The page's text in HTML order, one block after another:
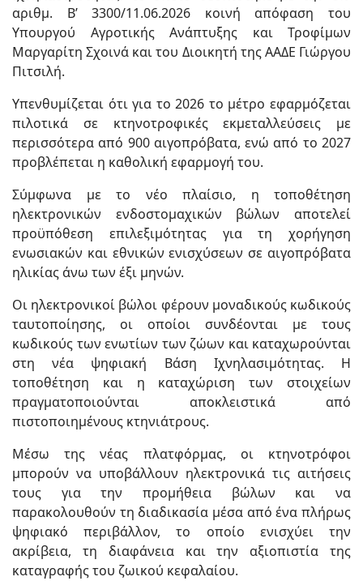
αριθμ. Β’ 3300/11.06.2026 κοινή απόφαση του
Υπουργού Αγροτικής Ανάπτυξης και Τροφίμων
Μαργαρίτη Σχοινά και του Διοικητή της ΑΑΔΕ Γιώργου
Πιτσιλή.
Υπενθυμίζεται ότι για το 2026 το μέτρο εφαρμόζεται
πιλοτικά σε κτηνοτροφικές εκμεταλλεύσεις με
περισσότερα από 900 αιγοπρόβατα, ενώ από το 2027
προβλέπεται η καθολική εφαρμογή του.
Σύμφωνα με το νέο πλαίσιο, η τοποθέτηση
ηλεκτρονικών ενδοστομαχικών βώλων αποτελεί
προϋπόθεση επιλεξιμότητας για τη χορήγηση
ενωσιακών και εθνικών ενισχύσεων σε αιγοπρόβατα
ηλικίας άνω των έξι μηνών.
Οι ηλεκτρονικοί βώλοι φέρουν μοναδικούς κωδικούς
ταυτοποίησης, οι οποίοι συνδέονται με τους
κωδικούς των ενωτίων των ζώων και καταχωρούνται
στη νέα ψηφιακή Βάση Ιχνηλασιμότητας. Η
τοποθέτηση και η καταχώριση των στοιχείων
πραγματοποιούνται αποκλειστικά από
πιστοποιημένους κτηνιάτρους.
Μέσω της νέας πλατφόρμας, οι κτηνοτρόφοι
μπορούν να υποβάλλουν ηλεκτρονικά τις αιτήσεις
τους για την προμήθεια βώλων και να
παρακολουθούν τη διαδικασία μέσα από ένα πλήρως
ψηφιακό περιβάλλον, το οποίο ενισχύει την
ακρίβεια, τη διαφάνεια και την αξιοπιστία της
καταγραφής του ζωικού κεφαλαίου.